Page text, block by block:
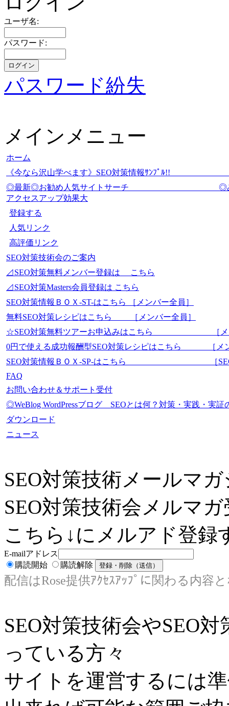
ユーザ名:
パスワード:
パスワード紛失
メインメニュー
ホーム
《今なら沢山学べます》SEO対策情報ｻﾝﾌ
◎最新◎お勧め人気サイトサ
アクセスアップ効果大
登録する
人気リンク
高評価リンク
SEO対策技術会のご案内
⊿SEO対策無料メンバー登録は こちら
⊿SEO対策Masters会員登録は こちら
SEO対策情報ＢＯＸ-ST-はこちら ［メンバー全員］
無料SEO対策レシピはこちら ［メンバー全員］
☆SEO対策無料ツアーお申込みはこちら ［メン
0円で使える成功報酬型SEO対策レシピはこちら ［メ
SEO対策情報ＢＯＸ-SP-はこちら ［SEO-
FAQ
お問い合わせ＆サポート受付
◎WeBlog WordPressブログ SEOとは何？対策・実践・実
ダウンロード
ニュース
SEO対策技術メールマ
SEO対策技術会メルマ
こちら↓にメルアド登録
E-mailアドレス
購読開始
購読解除
配信はRose提供ｱｸｾｽｱｯﾌﾟに関わる内容
SEO対策技術会やSEO
っている方々
サイトを運営するには